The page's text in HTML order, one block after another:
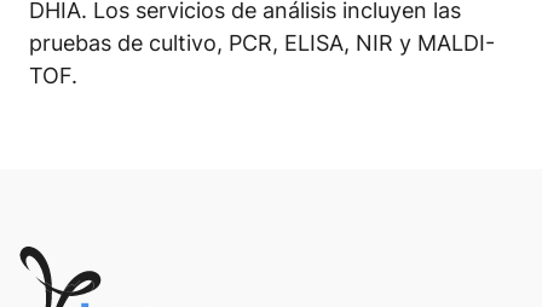
DHIA. Los servicios de análisis incluyen las
pruebas de cultivo, PCR, ELISA, NIR y MALDI-
TOF.